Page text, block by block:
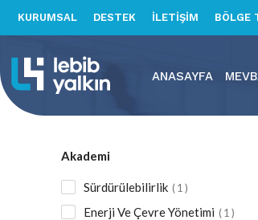
KURUMSAL DESTEK İLETİŞİM BÖLGE
ANASAYFA
Akademi
Sürdürülebilirlik 1
Enerji Ve Çevre Yönetimi 1